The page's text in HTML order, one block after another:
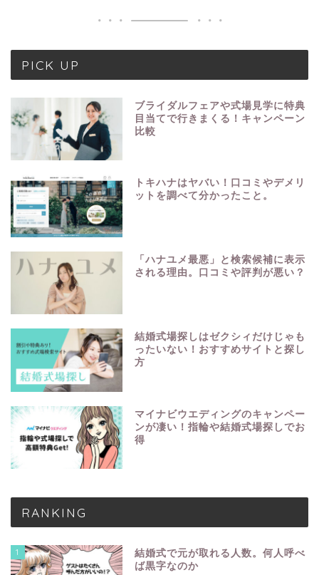
PICK UP
ブライダルフェアや式場見学に特典
目当てで行きまくる！キャンペーン
比較
トキハナはヤバい！口コミやデメリ
ットを調べて分かったこと。
「ハナユメ最悪」と検索候補に表示
される理由。口コミや評判が悪い？
結婚式場探しはゼクシィだけじゃも
ったいない！おすすめサイトと探し
方
マイナビウエディングのキャンペー
ンが凄い！指輪や結婚式場探しでお
得
RANKING
1
結婚式で元が取れる人数。何人呼べ
ば黒字なのか